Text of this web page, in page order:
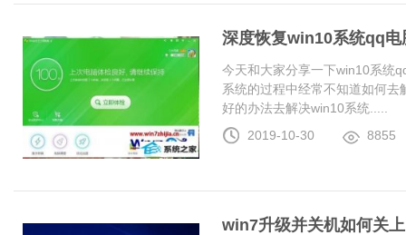
深度恢复win10系统qq
今天和大家分享一下win10系统
系统的过程中经常不知道如何
好的办法去解决win10系统.....
2019-10-30
8855
win7升级并关机如何关上